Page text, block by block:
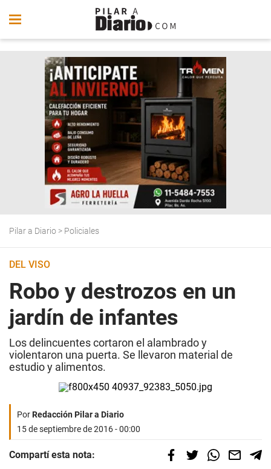
Pilar a Diario > Policiales
DEL VISO
Robo y destrozos en un
jardín de infantes
Los delincuentes cortaron el alambrado y
violentaron una puerta. Se llevaron material de
estudio y alimentos.
PorRedacción Pilar a Diario
15 de septiembre de 2016 - 00:00
Compartí esta nota: